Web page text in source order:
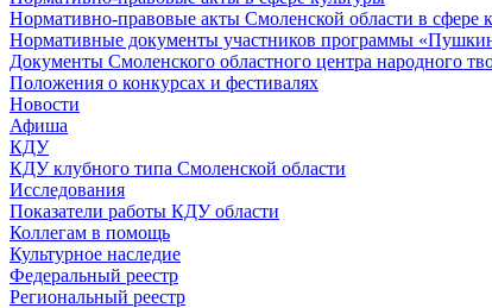
Нормативно-правовые акты Смоленской области в сфере
Нормативные документы участников программы
Документы Смоленского областного центра народного
Положения о конкурсах и фестивалях
Новости
Афиша
КДУ
КДУ клубного типа Смоленской области
Исследования
Показатели работы КДУ области
Коллегам в помощь
Культурное наследие
Федеральный реестр
Региональный реестр